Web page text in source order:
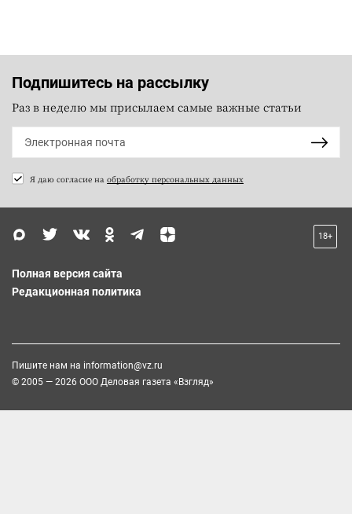
Подпишитесь на рассылку
Раз в неделю мы присылаем самые важные статьи
Я даю согласие на обработку персональных данных
18+
Полная версия сайта
Редакционная политика
Пишите нам на information@vz.ru
© 2005 — 2026 ООО Деловая газета «Взгляд»